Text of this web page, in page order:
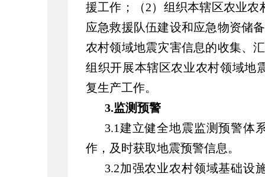
援工作；（2）组织本辖区农业
应急救援队伍建设和应急物资储
农村领域地震灾害信息的收集、
组织开展本辖区农业农村领域地
复生产工作。
3.监测预警
3.1建立健全地震监测预警体
作，及时获取地震预警信息。
3.2加强农业农村领域基础设